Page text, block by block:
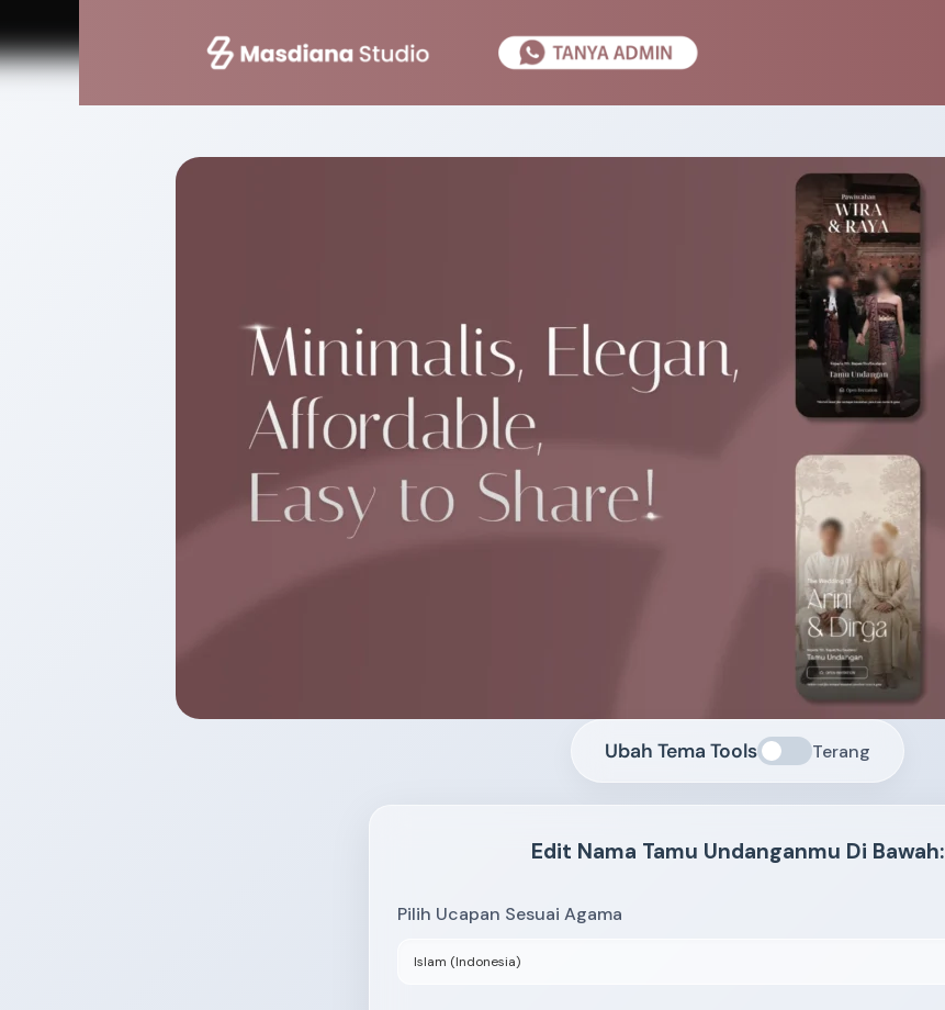
Ubah Tema Tools Terang
Edit Nama Tamu Undanganmu Di Bawah:
Pilih Ucapan Sesuai Agama